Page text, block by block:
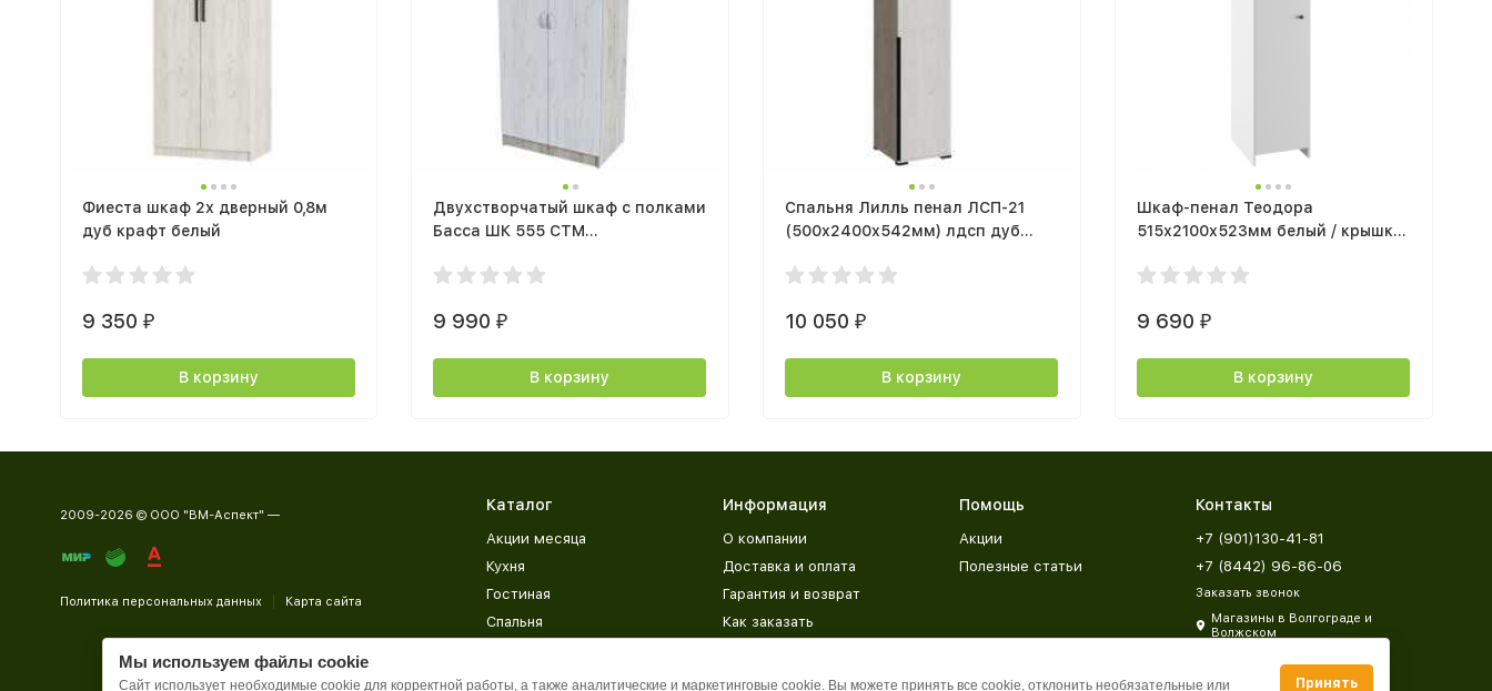
Фиеста шкаф 2х дверный 0,8м
дуб крафт белый
9 350 ₽
В корзину
Двухстворчатый шкаф с полками
Басса ШК 555 СТМ
белый/дуб крафт серый
9 990₽
В корзину
Спальня Лилль пенал ЛСП-21
(500х2400х542мм) лдсп дуб
10 050 ₽
В корзину
Шкаф-пенал Теодора
515х2100х523мм белый / крышка
9 690 ₽
В корзину
2009-2026 © ООО "ВМ-Аспект" —
Политика персональных данных Карта сайта
Каталог
Акции месяца
Кухня
Гостиная
Спальня
Прихожая
Информация
О компании
Доставка и оплата
Гарантия и возврат
Как заказать
База знаний
Помощь
Акции
Полезные статьи
Контакты
+7 (901)130-41-81
+7 (8442) 96-86-06
Заказать звонок
Магазины в Волгограде и
Волжском
Мы используем файлы cookie
Сайт использует необходимые cookie для корректной работы, а также аналитические и маркетинговые cookie. Вы можете принять все cookie, отклонить необязательные или Принять